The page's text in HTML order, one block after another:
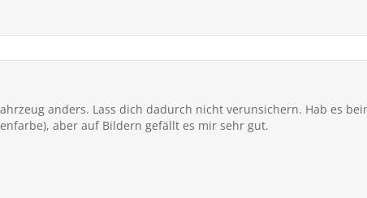
anders. Lass dich dadurch nicht verunsichern. Hab es
aber auf Bildern gefällt es mir sehr gut.